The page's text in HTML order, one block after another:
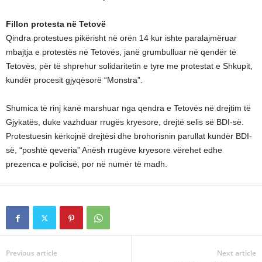
Fillon protesta në Tetovë
Qindra protestues pikërisht në orën 14 kur ishte paralajmëruar
mbajtja e protestës në Tetovës, janë grumbulluar në qendër të
Tetovës, për të shprehur solidaritetin e tyre me protestat e Shkupit,
kundër procesit gjyqësorë “Monstra”.
Shumica të rinj kanë marshuar nga qendra e Tetovës në drejtim të
Gjykatës, duke vazhduar rrugës kryesore, drejtë selis së BDI-së.
Protestuesin kërkojnë drejtësi dhe brohorisnin parullat kundër BDI-
së, “poshtë qeveria” Anësh rrugëve kryesore vërehet edhe
prezenca e policisë, por në numër të madh.
Previous article Next article